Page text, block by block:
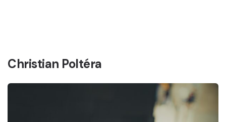
Christian Poltéra